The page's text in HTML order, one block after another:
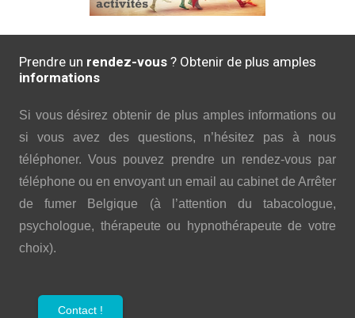
Prendre un rendez-vous ? Obtenir de plus amples
informations
Si vous désirez obtenir de plus amples informations ou
si vous avez des questions, n’hésitez pas à nous
téléphoner. Vous pouvez prendre un rendez-vous par
téléphone ou en envoyant un email au cabinet de Arrêter
de fumer Belgique (à l’attention du tabacologue,
psychologue, thérapeute ou hypnothérapeute de votre
choix).
Contact !